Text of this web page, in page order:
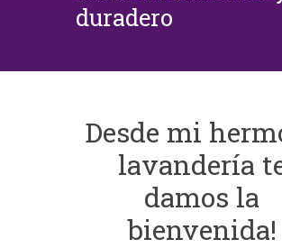
duradero
Desde mi
lavandería
damos la
bienvenida!